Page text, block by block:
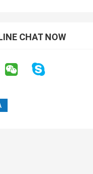
CHAT NOW